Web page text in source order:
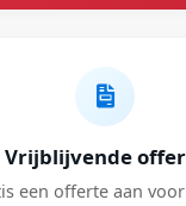
Vrijblijvende
een offerte aan